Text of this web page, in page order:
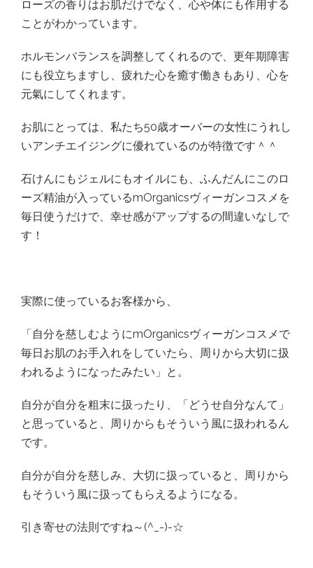
ローズの香りはお肌だけでなく、心や体にも作用する
ことがわかっています。
ホルモンバランスを調整してくれるので、更年期障害
にも役立ちますし、疲れた心を癒す働きもあり、心を
元氣にしてくれます。
お肌にとっては、私たち50歳オーバーの女性にうれし
いアンチエイジングに優れているのが特徴です＾＾
石けんにもジェルにもオイルにも、ふんだんにこのロ
ーズ精油が入っているmOrganicsヴィーガンコスメを
毎日使うだけで、幸せ感がアップするの間違いなしで
す！
実際に使っているお客様から、
「自分を慈しむようにmOrganicsヴィーガンコスメで
毎日お肌のお手入れをしていたら、周りから大切に扱
われるようになったみたい」と。
自分が自分を粗末に扱ったり、「どうせ自分なんて」
と思っていると、周りからもそういう風に扱われるん
です。
自分が自分を慈しみ、大切に扱っていると、周りから
もそういう風に扱ってもらえるようになる。
引き寄せの法則ですね～(^_-)-☆